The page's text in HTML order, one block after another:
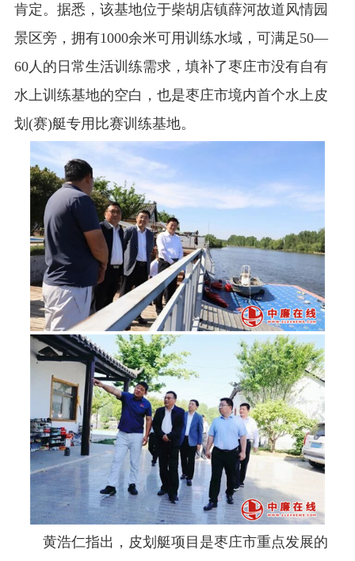
肯定。据悉，该基地位于柴胡店镇薛河故道风情园
景区旁，拥有1000余米可用训练水域，可满足50—
60人的日常生活训练需求，填补了枣庄市没有自有
水上训练基地的空白，也是枣庄市境内首个水上皮
划(赛)艇专用比赛训练基地。
黄浩仁指出，皮划艇项目是枣庄市重点发展的